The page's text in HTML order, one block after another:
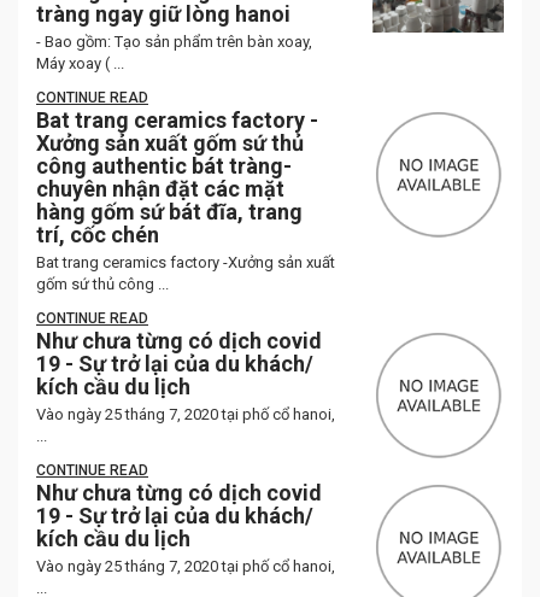
tràng ngay giữ lòng hanoi
- Bao gồm: Tạo sản phẩm trên bàn xoay,
Máy xoay ( ...
CONTINUE READ
Bat trang ceramics factory -
Xưởng sản xuất gốm sứ thủ
công authentic bát tràng-
chuyên nhận đặt các mặt
hàng gốm sứ bát đĩa, trang
trí, cốc chén
Bat trang ceramics factory -Xưởng sản xuất
gốm sứ thủ công ...
CONTINUE READ
Như chưa từng có dịch covid
19 - Sự trở lại của du khách/
kích cầu du lịch
Vào ngày 25 tháng 7, 2020 tại phố cổ hanoi,
CONTINUE READ
Như chưa từng có dịch covid
19 - Sự trở lại của du khách/
kích cầu du lịch
Vào ngày 25 tháng 7, 2020 tại phố cổ hanoi,